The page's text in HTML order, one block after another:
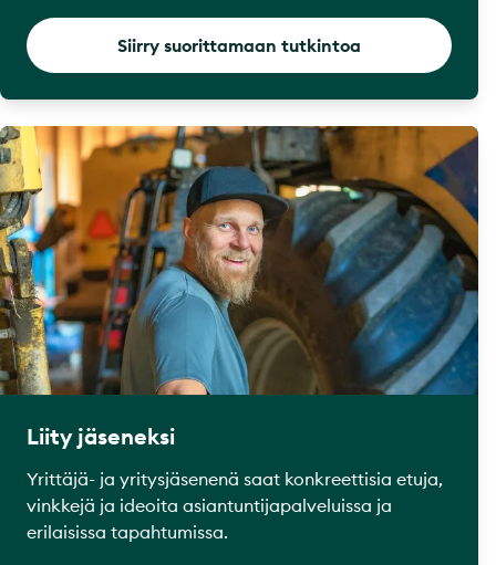
Siirry suorittamaan tutkintoa
Liity jäseneksi
Yrittäjä- ja yritysjäsenenä saat konkreettisia etuja,
vinkkejä ja ideoita asiantuntijapalveluissa ja
erilaisissa tapahtumissa.